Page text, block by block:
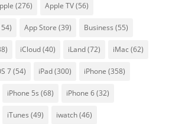
(276) Apple TV(56)
App Store (39) Business (55)
iCloud(40) iLand(72) iMac (62)
7(54) iPad(300) iPhone (358)
iPhone 5s (68) iPhone 6(32)
iTunes (49) iwatch(46)